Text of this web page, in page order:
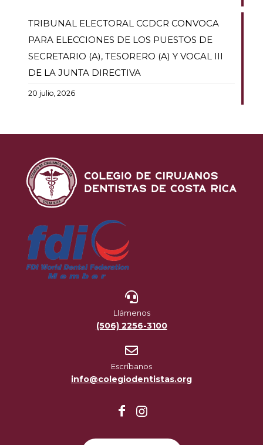
TRIBUNAL ELECTORAL CCDCR CONVOCA
PARA ELECCIONES DE LOS PUESTOS DE
SECRETARIO (A), TESORERO (A) Y VOCAL III
DE LA JUNTA DIRECTIVA
20 julio, 2026
Llámenos
(506) 2256-3100
Escríbanos
info@colegiodentistas.org